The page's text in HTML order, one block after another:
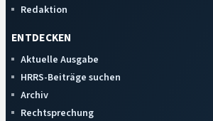
Redaktion
ENTDECKEN
Aktuelle Ausgabe
HRRS-Beiträge suchen
Archiv
Rechtsprechung